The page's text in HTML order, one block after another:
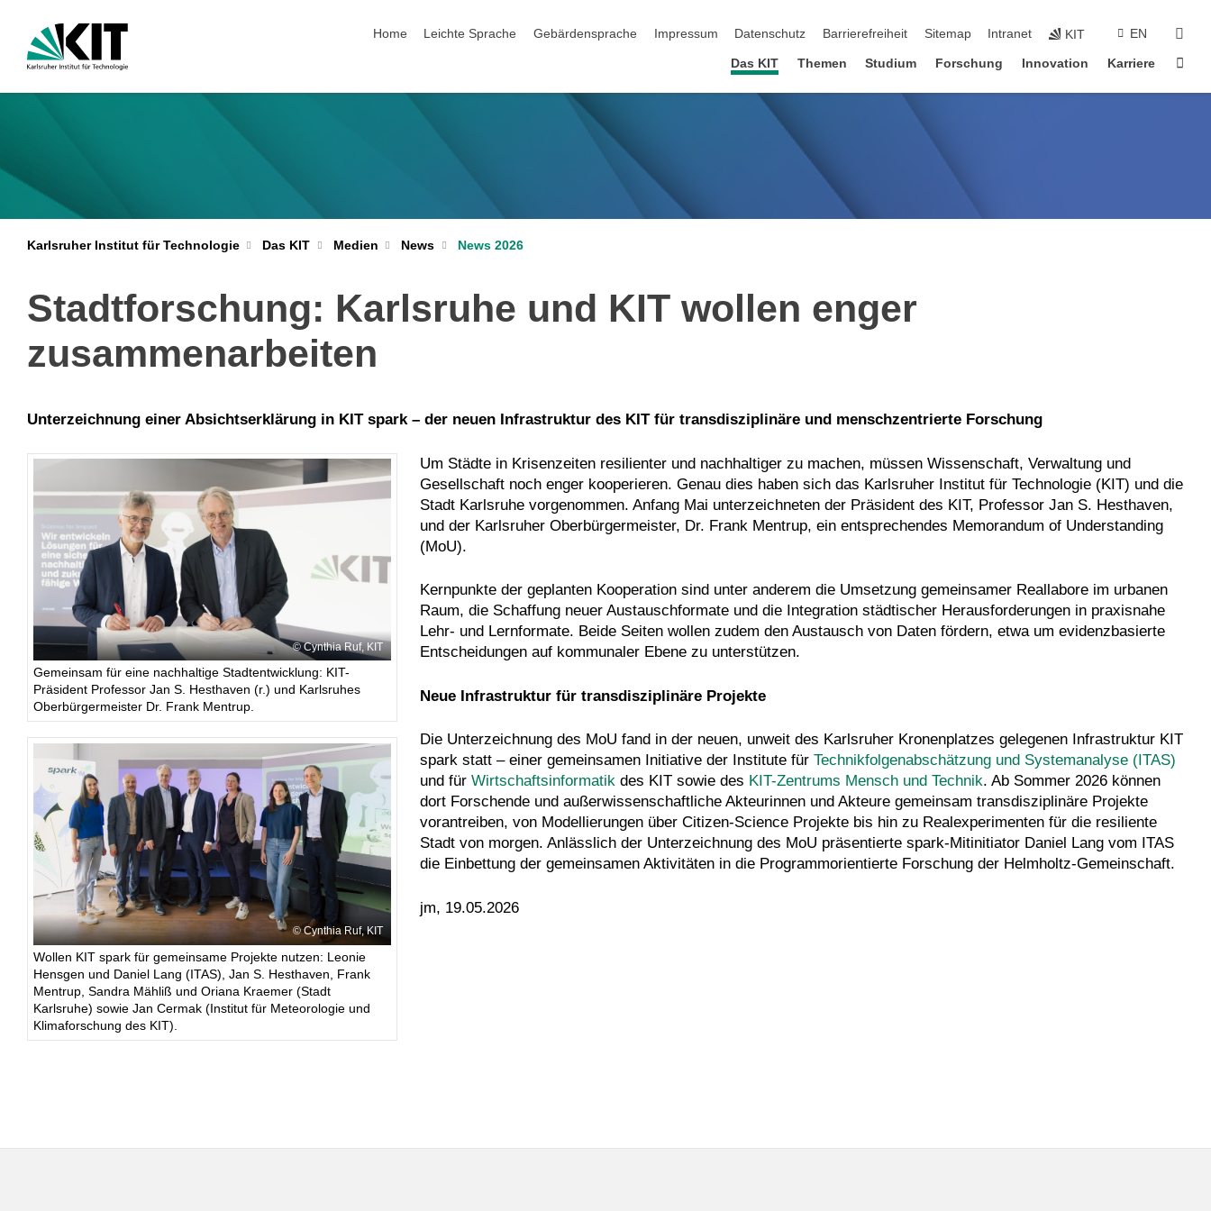
Home
Leichte Sprache Gebärdensprache Impressum Datenschutz Barrierefreiheit Sitemap Intranet KIT EN
Das KIT Themen Studium Forschung Innovation Karriere
Karlsruher Institut für Technologie Das KIT Medien News News 2026
Stadtforschung: Karlsruhe und KIT wollen enger
zusammenarbeiten
Unterzeichnung einer Absichtserklärung in KIT spark – der neuen Infrastruktur des KIT für transdisziplinäre und menschzentrierte Forschung
Cynthia Ruf, KIT
Gemeinsam für eine nachhaltige Stadtentwicklung: KIT-
Präsident Professor Jan S. Hesthaven (r.) und Karlsruhes
Oberbürgermeister Dr. Frank Mentrup.
Cynthia Ruf, KIT
Wollen KIT spark für gemeinsame Projekte nutzen: Leonie
Hensgen und Daniel Lang (ITAS), Jan S. Hesthaven, Frank
Mentrup, Sandra Mähliß und Oriana Kraemer (Stadt
Karlsruhe) sowie Jan Cermak (Institut für Meteorologie und
Klimaforschung des KIT).
Um Städte in Krisenzeiten resilienter und nachhaltiger zu machen, müssen Wissenschaft, Verwaltung und
Gesellschaft noch enger kooperieren. Genau dies haben sich das Karlsruher Institut für Technologie (KIT) und die
Stadt Karlsruhe vorgenommen. Anfang Mai unterzeichneten der Präsident des KIT, Professor Jan S. Hesthaven,
und der Karlsruher Oberbürgermeister, Dr. Frank Mentrup, ein entsprechendes Memorandum of Understanding
(MoU).
Kernpunkte der geplanten Kooperation sind unter anderem die Umsetzung gemeinsamer Reallabore im urbanen
Raum, die Schaffung neuer Austauschformate und die Integration städtischer Herausforderungen in praxisnahe
Lehr- und Lernformate. Beide Seiten wollen zudem den Austausch von Daten fördern, etwa um evidenzbasierte
Entscheidungen auf kommunaler Ebene zu unterstützen.
Neue Infrastruktur für transdisziplinäre Projekte
Die Unterzeichnung des MoU fand in der neuen, unweit des Karlsruher Kronenplatzes gelegenen Infrastruktur KIT
spark statt – einer gemeinsamen Initiative der Institute fürTechnikfolgenabschätzung und Systemanalyse (ITAS)
und fürWirtschaftsinformatik des KIT sowie des KIT-Zentrums Mensch und Technik. Ab Sommer 2026 können
dort Forschende und außerwissenschaftliche Akteurinnen und Akteure gemeinsam transdisziplinäre Projekte
vorantreiben, von Modellierungen über Citizen-Science Projekte bis hin zu Realexperimenten für die resiliente
Stadt von morgen. Anlässlich der Unterzeichnung des MoU präsentierte spark-Mitinitiator Daniel Lang vom ITAS
die Einbettung der gemeinsamen Aktivitäten in die Programmorientierte Forschung der Helmholtz-Gemeinschaft.
jm, 19.05.2026